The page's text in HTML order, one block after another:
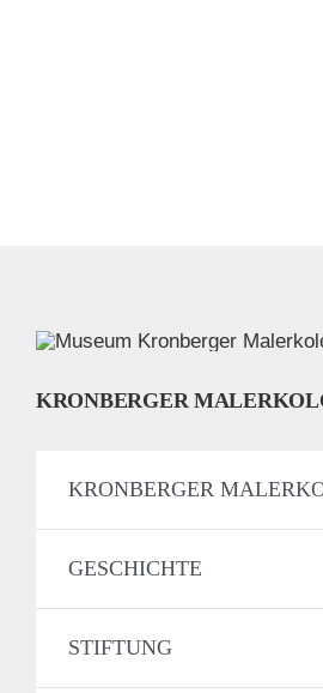
KRONBERGER
KRONBERGER
GESCHICHTE
STIFTUNG